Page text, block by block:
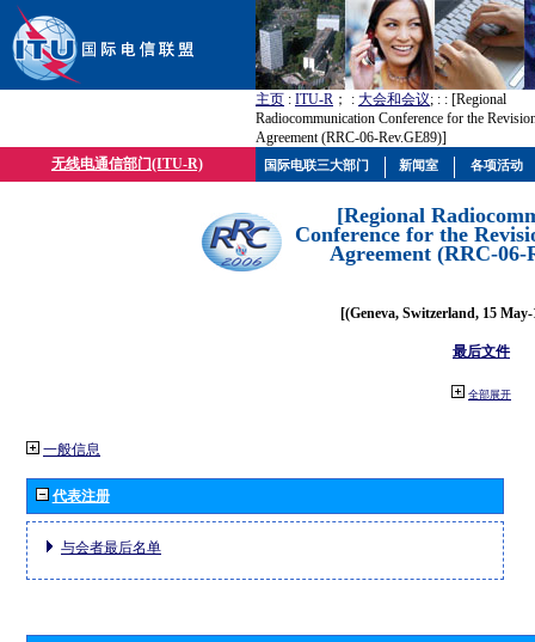
主页 : ITU-R ； : 大会和会议; : : [Regional
Radiocommunication Conference for the
Agreement (RRC-06-Rev.GE89)]
无线电通信部门(ITU-R)
[Regional
Conference for the
Agreement (RRC-06-
[(Geneva, Switzerland, 15
最后文件
全部展开
一般信息
代表注册
与会者最后名单
国际电联三大部门 新闻室 各项活动